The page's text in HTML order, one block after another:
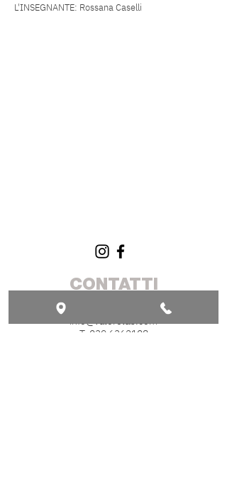
L'INSEGNANTE: Rossana Caselli
CONTATTI
Via dei Mille 49, 23891 Barzanò (LC)
info@valorelab.com
T. 039 6362108